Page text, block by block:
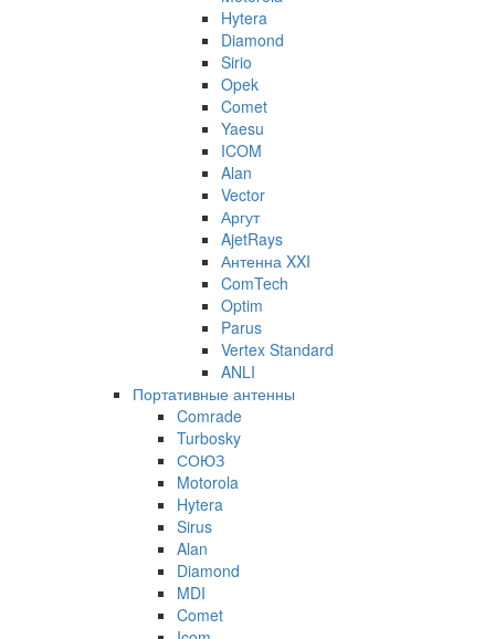
Hytera
Diamond
Sirio
Opek
Comet
Yaesu
ICOM
Alan
Vector
Аргут
AjetRays
Антенна XXI
ComTech
Optim
Parus
Vertex Standard
ANLI
Портативные антенны
Comrade
Turbosky
СОЮЗ
Motorola
Hytera
Sirus
Alan
Diamond
MDI
Comet